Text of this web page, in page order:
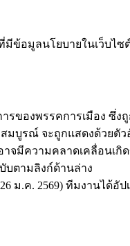
มีข้อมูลนโยบายในเว็บไซ
ของพรรคการเมือง ซึ่
มบูรณ์ จะถูกแสดงด้วยตัว
จมีความคลาดเคลื่อนเกิ
บตามลิงก์ด้านล่าง
ม.ค. 2569) ทีมงานได้อั